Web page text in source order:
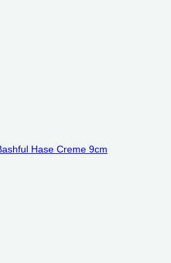
Hase Creme 9cm